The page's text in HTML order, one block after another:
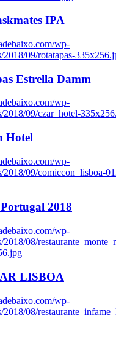
IPA
wp-
2018/09/rotatapas-
Estrella Damm
wp-
2018/09/czar_hotel-
Hotel
wp-
2018/09/comiccon_lisboa-
2018
wp-
2018/08/
LISBOA
wp-
2018/08/